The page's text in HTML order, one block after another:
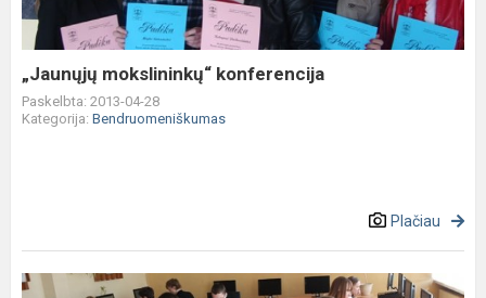
„Jaunųjų mokslininkų“ konferencija
Paskelbta: 2013-04-28
Kategorija: Bendruomeniškumas
Plačiau
Jono